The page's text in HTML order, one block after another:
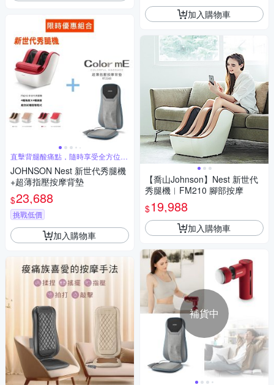
直擊背腿酸痛點，隨時享受全方位的
深層放鬆
JOHNSON Nest 新世代秀腿機
+超薄指壓按摩背墊
$23,688
挑戰低價
加入購物車
加入購物車
【喬山Johnson】Nest 新世代
秀腿機︱FM210 腳部按摩
$19,988
加入購物車
補貨中